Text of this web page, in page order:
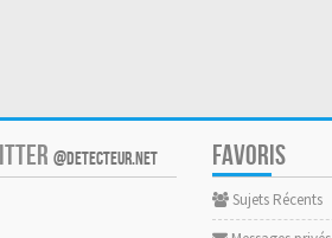
@DETECTEUR.NET FAVORIS
Sujets Récents